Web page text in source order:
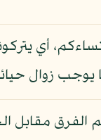
أي
يوجب زوال
الفرق مقابل